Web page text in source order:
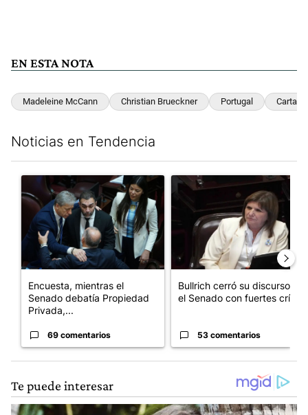
EN ESTA NOTA
Madeleine McCann Christian Brueckner Portugal Carta
Noticias en Tendencia
Un artículo de tendencia con el título "Encuesta, mientras el
Encuesta, mientras el
Senado debatía Propiedad
Privada,...
69 comentarios
Un artículo de tendencia
Bullrich cerró su discurso en
el Senado con fuertes crí...
53 comentarios